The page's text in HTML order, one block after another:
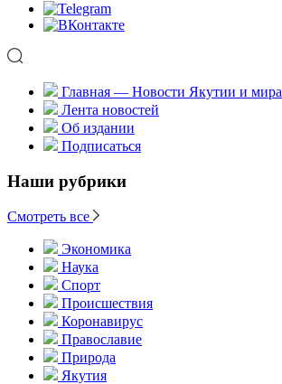
Главная — Новости Якутии и мира
Лента новостей
Об издании
Подписаться
Наши рубрики
Смотреть все
Экономика
Наука
Спорт
Происшествия
Коронавирус
Православие
Природа
Якутия